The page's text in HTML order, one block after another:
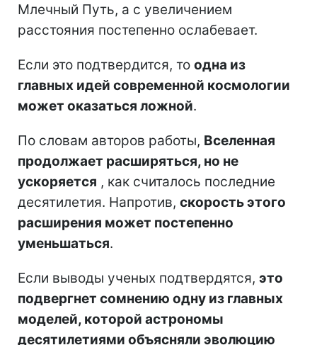
Млечный Путь, а с увеличением
расстояния постепенно ослабевает.
Если это подтвердится, то одна из
главных идей современной космологии
может оказаться ложной.
По словам авторов работы, Вселенная
продолжает расширяться, но не
ускоряется , как считалось последние
десятилетия. Напротив, скорость этого
расширения может постепенно
уменьшаться.
Если выводы ученых подтвердятся, это
подвергнет сомнению одну из главных
моделей, которой астрономы
десятилетиями объясняли эволюцию